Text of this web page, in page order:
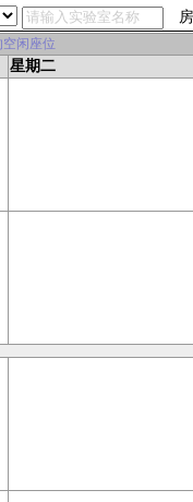
房
闲座位
星期二